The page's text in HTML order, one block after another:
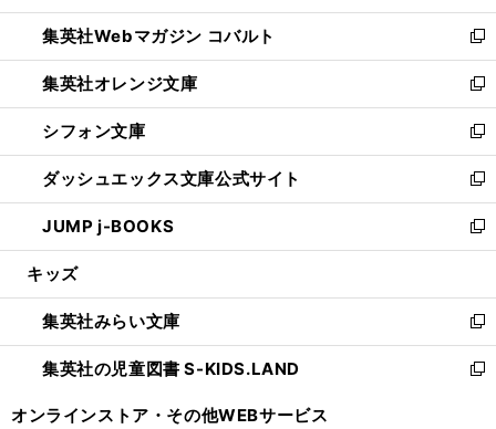
開
く
ウ
で
開
く
ン
ド
ウ
で
開
く
ウ
ィ
ン
ド
ウ
で
開
く
集英社Webマガジン コバルト
新
し
い
ウ
ィ
ン
ド
ウ
で
開
集英社オレンジ文庫
新
し
い
ウ
ィ
ン
ド
ウ
開
く
シフォン文庫
新
し
い
ウ
ィ
ン
ウ
で
開
く
ダッシュエックス文庫公式サイト
新
し
い
ウ
ン
ド
ウ
で
JUMP j-BOOKS
新
し
ウ
ィ
ン
ド
キッズ
集英社みらい文庫
新
し
い
集英社の児童図書 S-KIDS.LAND
新
オンラインストア・ その他WEBサービス